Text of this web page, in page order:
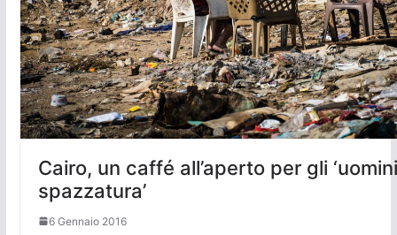
Cairo, un caffé all’aperto per gli ‘uomini
spazzatura’
6 Gennaio 2016